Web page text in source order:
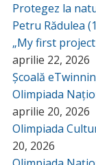
Protegez la
Petru Rădulea
„My first
aprilie 22, 2026
Școală
Olimpiada
aprilie 20, 2026
Olimpiada
20, 2026